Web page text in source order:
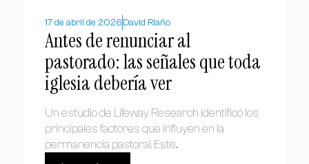
17 de abril de 2026 David Riaño
Antes de renunciar al
pastorado: las señales que toda
iglesia debería ver
Un estudio de Lifeway Research identificó los
principales factores que influyen en la
permanencia pastoral. Este...